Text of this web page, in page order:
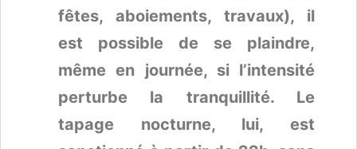
fêtes, aboiements, travaux), il
est possible de se plaindre,
même en journée, si l’intensité
perturbe la tranquillité. Le
tapage nocturne, lui, est